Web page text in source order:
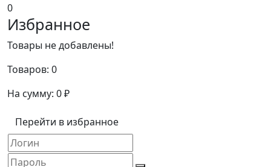
0
Избранное
Товары не добавлены!
Товаров: 0
На сумму: 0₽
Перейти в избранное